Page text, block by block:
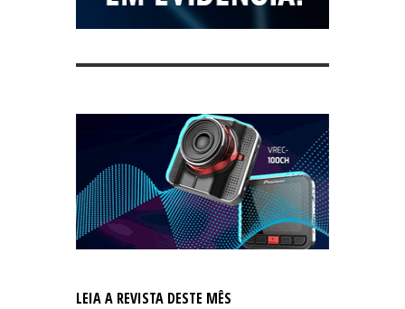
LEIA A REVISTA DESTE MÊS